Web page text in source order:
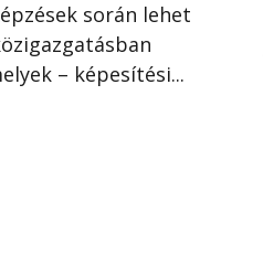
során lehet
– képesítési...